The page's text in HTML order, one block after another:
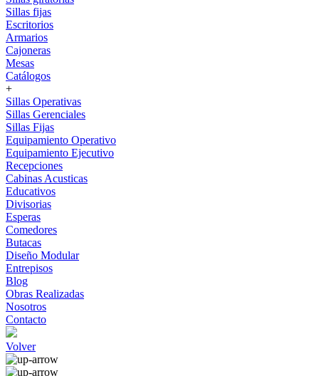
Sillas fijas
Escritorios
Armarios
Cajoneras
Mesas
Catálogos
+
Sillas Operativas
Sillas Gerenciales
Sillas Fijas
Equipamiento Operativo
Equipamiento Ejecutivo
Recepciones
Cabinas Acusticas
Educativos
Divisorias
Esperas
Comedores
Butacas
Diseño Modular
Entrepisos
Blog
Obras Realizadas
Nosotros
Contacto
Volver